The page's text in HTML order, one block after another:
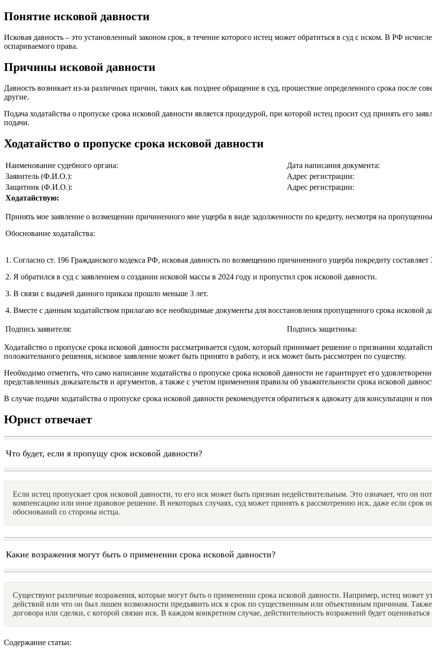
Понятие исковой давности
Исковая давность – это установленный законом срок, в течение которого истец может обратиться в суд с иском. В РФ
оспариваемого права.
Причины исковой давности
Давность возникает из-за различных причин, таких как позднее обращение в суд, прошествие определенного срока после
другие.
Подача ходатайства о пропуске срока исковой давности является процедурой, при которой истец просит суд принять его
подачи.
Ходатайство о пропуске срока исковой давности
Наименование судебного органа:
Дата написания документа:
Заявитель (Ф.И.О.):
Адрес регистрации:
Защитник (Ф.И.О.):
Адрес регистрации:
Ходатайствую:
Принять мое заявление о возмещении причиненного мне ущерба в виде задолженности по кредиту, несмотря на
Обоснование ходатайства:
1. Согласно ст. 196 Гражданского кодекса РФ, исковая давность по возмещению причиненного ущерба покредиту составляет
2. Я обратился в суд с заявлением о создании исковой массы в 2024 году и пропустил срок исковой давности.
3. В связи с выдачей данного приказа прошло меньше 3 лет.
4. Вместе с данным ходатайством прилагаю все необходимые документы для восстановления пропущенного срока исковой
Подпись заявителя: Подпись защитника:
Ходатайство о пропуске срока исковой давности рассматривается судом, который принимает решение о признании
положительного решения, исковое заявление может быть принято в работу, и иск может быть рассмотрен по существу.
Необходимо отметить, что само написание ходатайства о пропуске срока исковой давности не гарантирует его
представленных доказательств и аргументов, а также с учетом применения правила об уважительности срока исковой
В случае подачи ходатайства о пропуске срока исковой давности рекомендуется обратиться к адвокату для консультации и
Юрист отвечает
Что будет, если я пропущу срок исковой давности?
Если истец пропускает срок исковой давности, то его иск может быть признан недействительным. Это означает, что он
компенсацию или иное правовое решение. В некоторых случаях, суд может принять к рассмотрению иск, даже если срок
обоснований со стороны истца.
Какие возражения могут быть о применении срока исковой давности?
Существуют различные возражения, которые могут быть о применении срока исковой давности. Например, истец может
действий или что он был лишен возможности предъявить иск в срок по существенным или объективным причинам.
договора или сделки, с которой связан иск. В каждом конкретном случае, действительность возражений будет оцениваться
Содержание статьи: